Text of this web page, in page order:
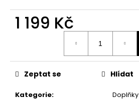
1 199 Kč
Kategorie:
Zeptat se Hlídat
r
j
e
m
e